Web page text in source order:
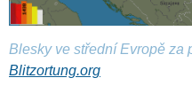
Blesky ve střední Evropě za
Blitzortung.org